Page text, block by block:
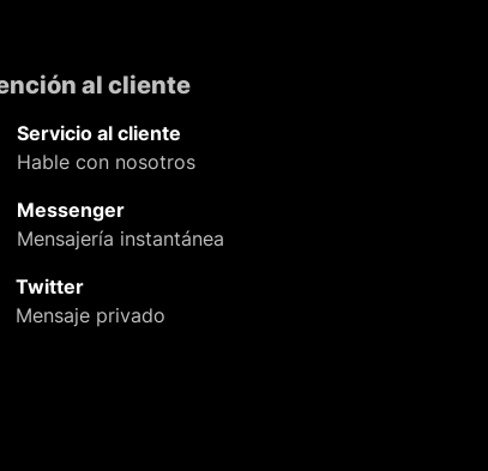
al cliente
Servicio al cliente
Hable con nosotros
Messenger
Mensajería instantánea
Twitter
Mensaje privado